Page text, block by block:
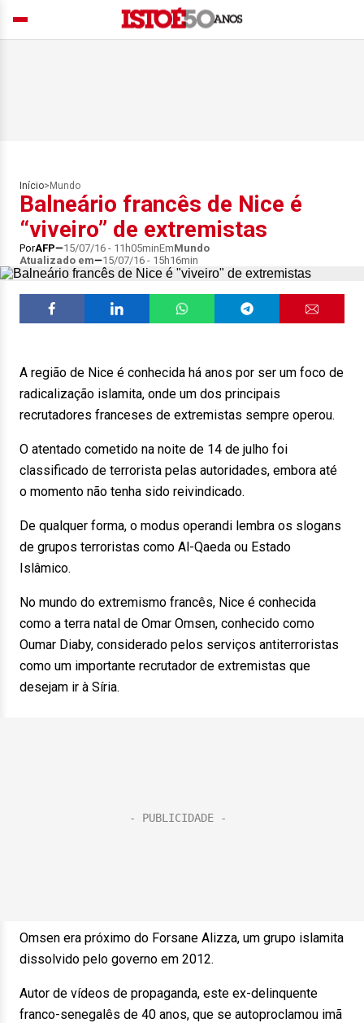
Início> Mundo
Balneário francês de Nice é
“viveiro” de extremistas
PorAFP 15/07/16 - 11h05minEmMundo
Atualizado em
15/07/16 - 15h16min
A região de Nice é conhecida há anos por ser um foco de
radicalização islamita, onde um dos principais
recrutadores franceses de extremistas sempre operou.
O atentado cometido na noite de 14 de julho foi
classificado de terrorista pelas autoridades, embora até
o momento não tenha sido reivindicado.
De qualquer forma, o modus operandi lembra os slogans
de grupos terroristas como Al-Qaeda ou Estado
Islâmico.
No mundo do extremismo francês, Nice é conhecida
como a terra natal de Omar Omsen, conhecido como
Oumar Diaby, considerado pelos serviços antiterroristas
como um importante recrutador de extremistas que
desejam ir à Síria.
Omsen era próximo do Forsane Alizza, um grupo islamita
dissolvido pelo governo em 2012.
Autor de vídeos de propaganda, este ex-delinquente
franco-senegalês de 40 anos, que se autoproclamou imã